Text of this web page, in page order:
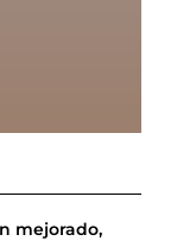
mejorado,